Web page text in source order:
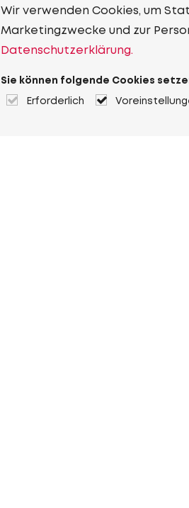
Wir verwenden Cookies, um
Marketingzwecke und zur
Datenschutzerklärung.
Sie können folgende Cookies
Erforderlich